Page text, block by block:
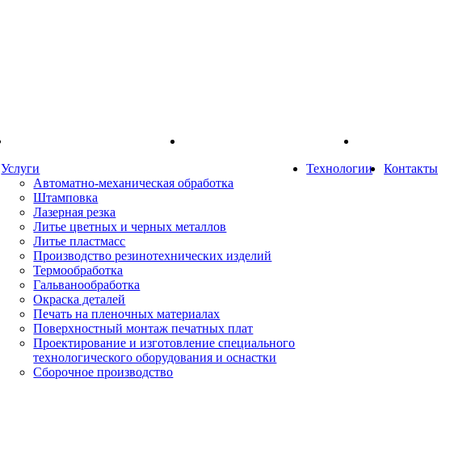
Услуги
Автоматно-механическая обработка
Штамповка
Лазерная резка
Литье цветных и черных металлов
Литье пластмасс
Производство резинотехнических изделий
Термообработка
Гальванообработка
Окраска деталей
Печать на пленочных материалах
Поверхностный монтаж печатных плат
Проектирование и изготовление специального
технологического оборудования и оснастки
Сборочное производство
Технологии Контакты